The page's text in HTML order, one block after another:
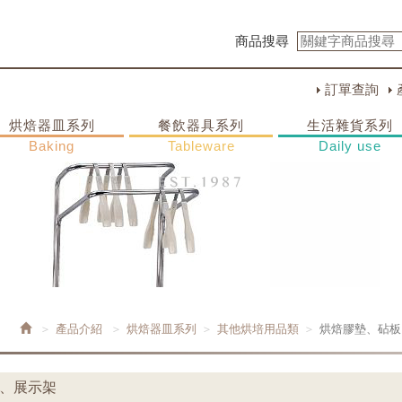
商品搜尋
訂單查詢
烘焙器皿系列
Baking
餐飲器具系列
Tableware
生活雜貨系列
Daily use
產品介紹 烘焙器皿系列 其他烘培用品類 烘焙膠墊、砧
展示架